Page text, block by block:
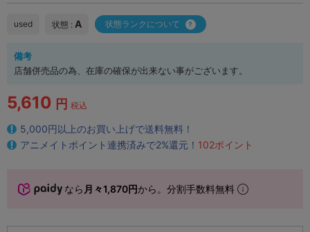
used 状態 : A 状態ランクについて
備考
店舗併売品の為、在庫の確保が出来ない事がございます。
5,610 円 税込
5,000円以上のお買い上げで送料無料！
アニメイトポイント連携済みで2%還元！ 102ポイント
なら 月々1,870円から。分割手数料無料